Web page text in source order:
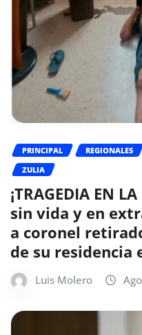
PRINCIPAL REGIONALES
ZULIA
¡TRAGEDIA EN
sin vida y en
a coronel
de su residencia
Luis Molero